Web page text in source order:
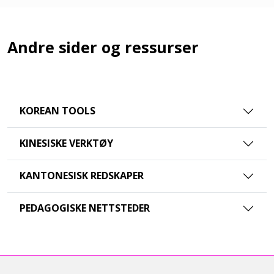
Andre sider og ressurser
KOREAN TOOLS
KINESISKE VERKTØY
KANTONESISK REDSKAPER
PEDAGOGISKE NETTSTEDER